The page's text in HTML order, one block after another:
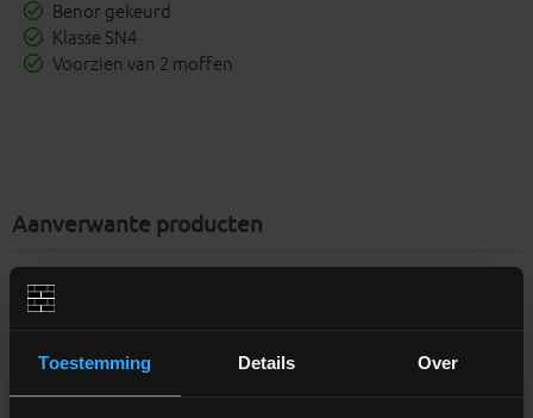
Toestemming Details Over
Benor gekeurd
Klasse SN4
Voorzien van 2 moffen
Aanverwante producten